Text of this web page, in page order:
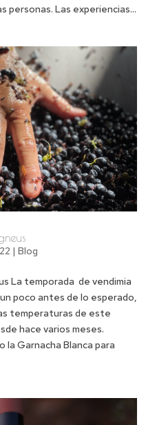
personas. Las experiencias...
| Blog
La temporada de vendimia
poco antes de lo esperado,
temperaturas de este
hace varios meses.
la Garnacha Blanca para